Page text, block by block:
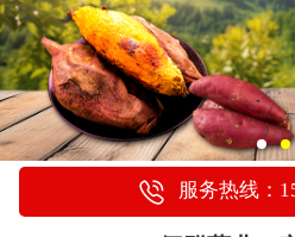
服务热线：